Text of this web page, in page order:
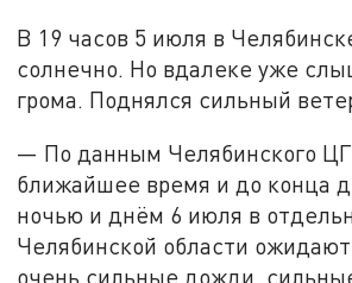
В 19 часов 5 июля в
солнечно. Но вдалеке уже
грома. Поднялся сильный
— По данным Челябинского
ближайшее время и до конца
ночью и днём 6 июля в
Челябинской области
очень сильные дожди,